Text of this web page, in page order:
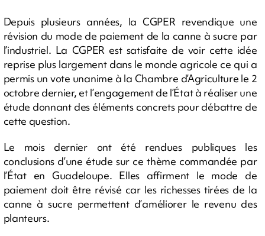
Depuis plusieurs années, la CGPER revendique une
révision du mode de paiement de la canne à sucre par
l’industriel. La CGPER est satisfaite de voir cette idée
reprise plus largement dans le monde agricole ce qui a
permis un vote unanime à la Chambre d’Agriculture le 2
octobre dernier, et l’engagement de l’État à réaliser une
étude donnant des éléments concrets pour débattre de
cette question.
Le mois dernier ont été rendues publiques les
conclusions d’une étude sur ce thème commandée par
l’État en Guadeloupe. Elles affirment le mode de
paiement doit être révisé car les richesses tirées de la
canne à sucre permettent d’améliorer le revenu des
planteurs.